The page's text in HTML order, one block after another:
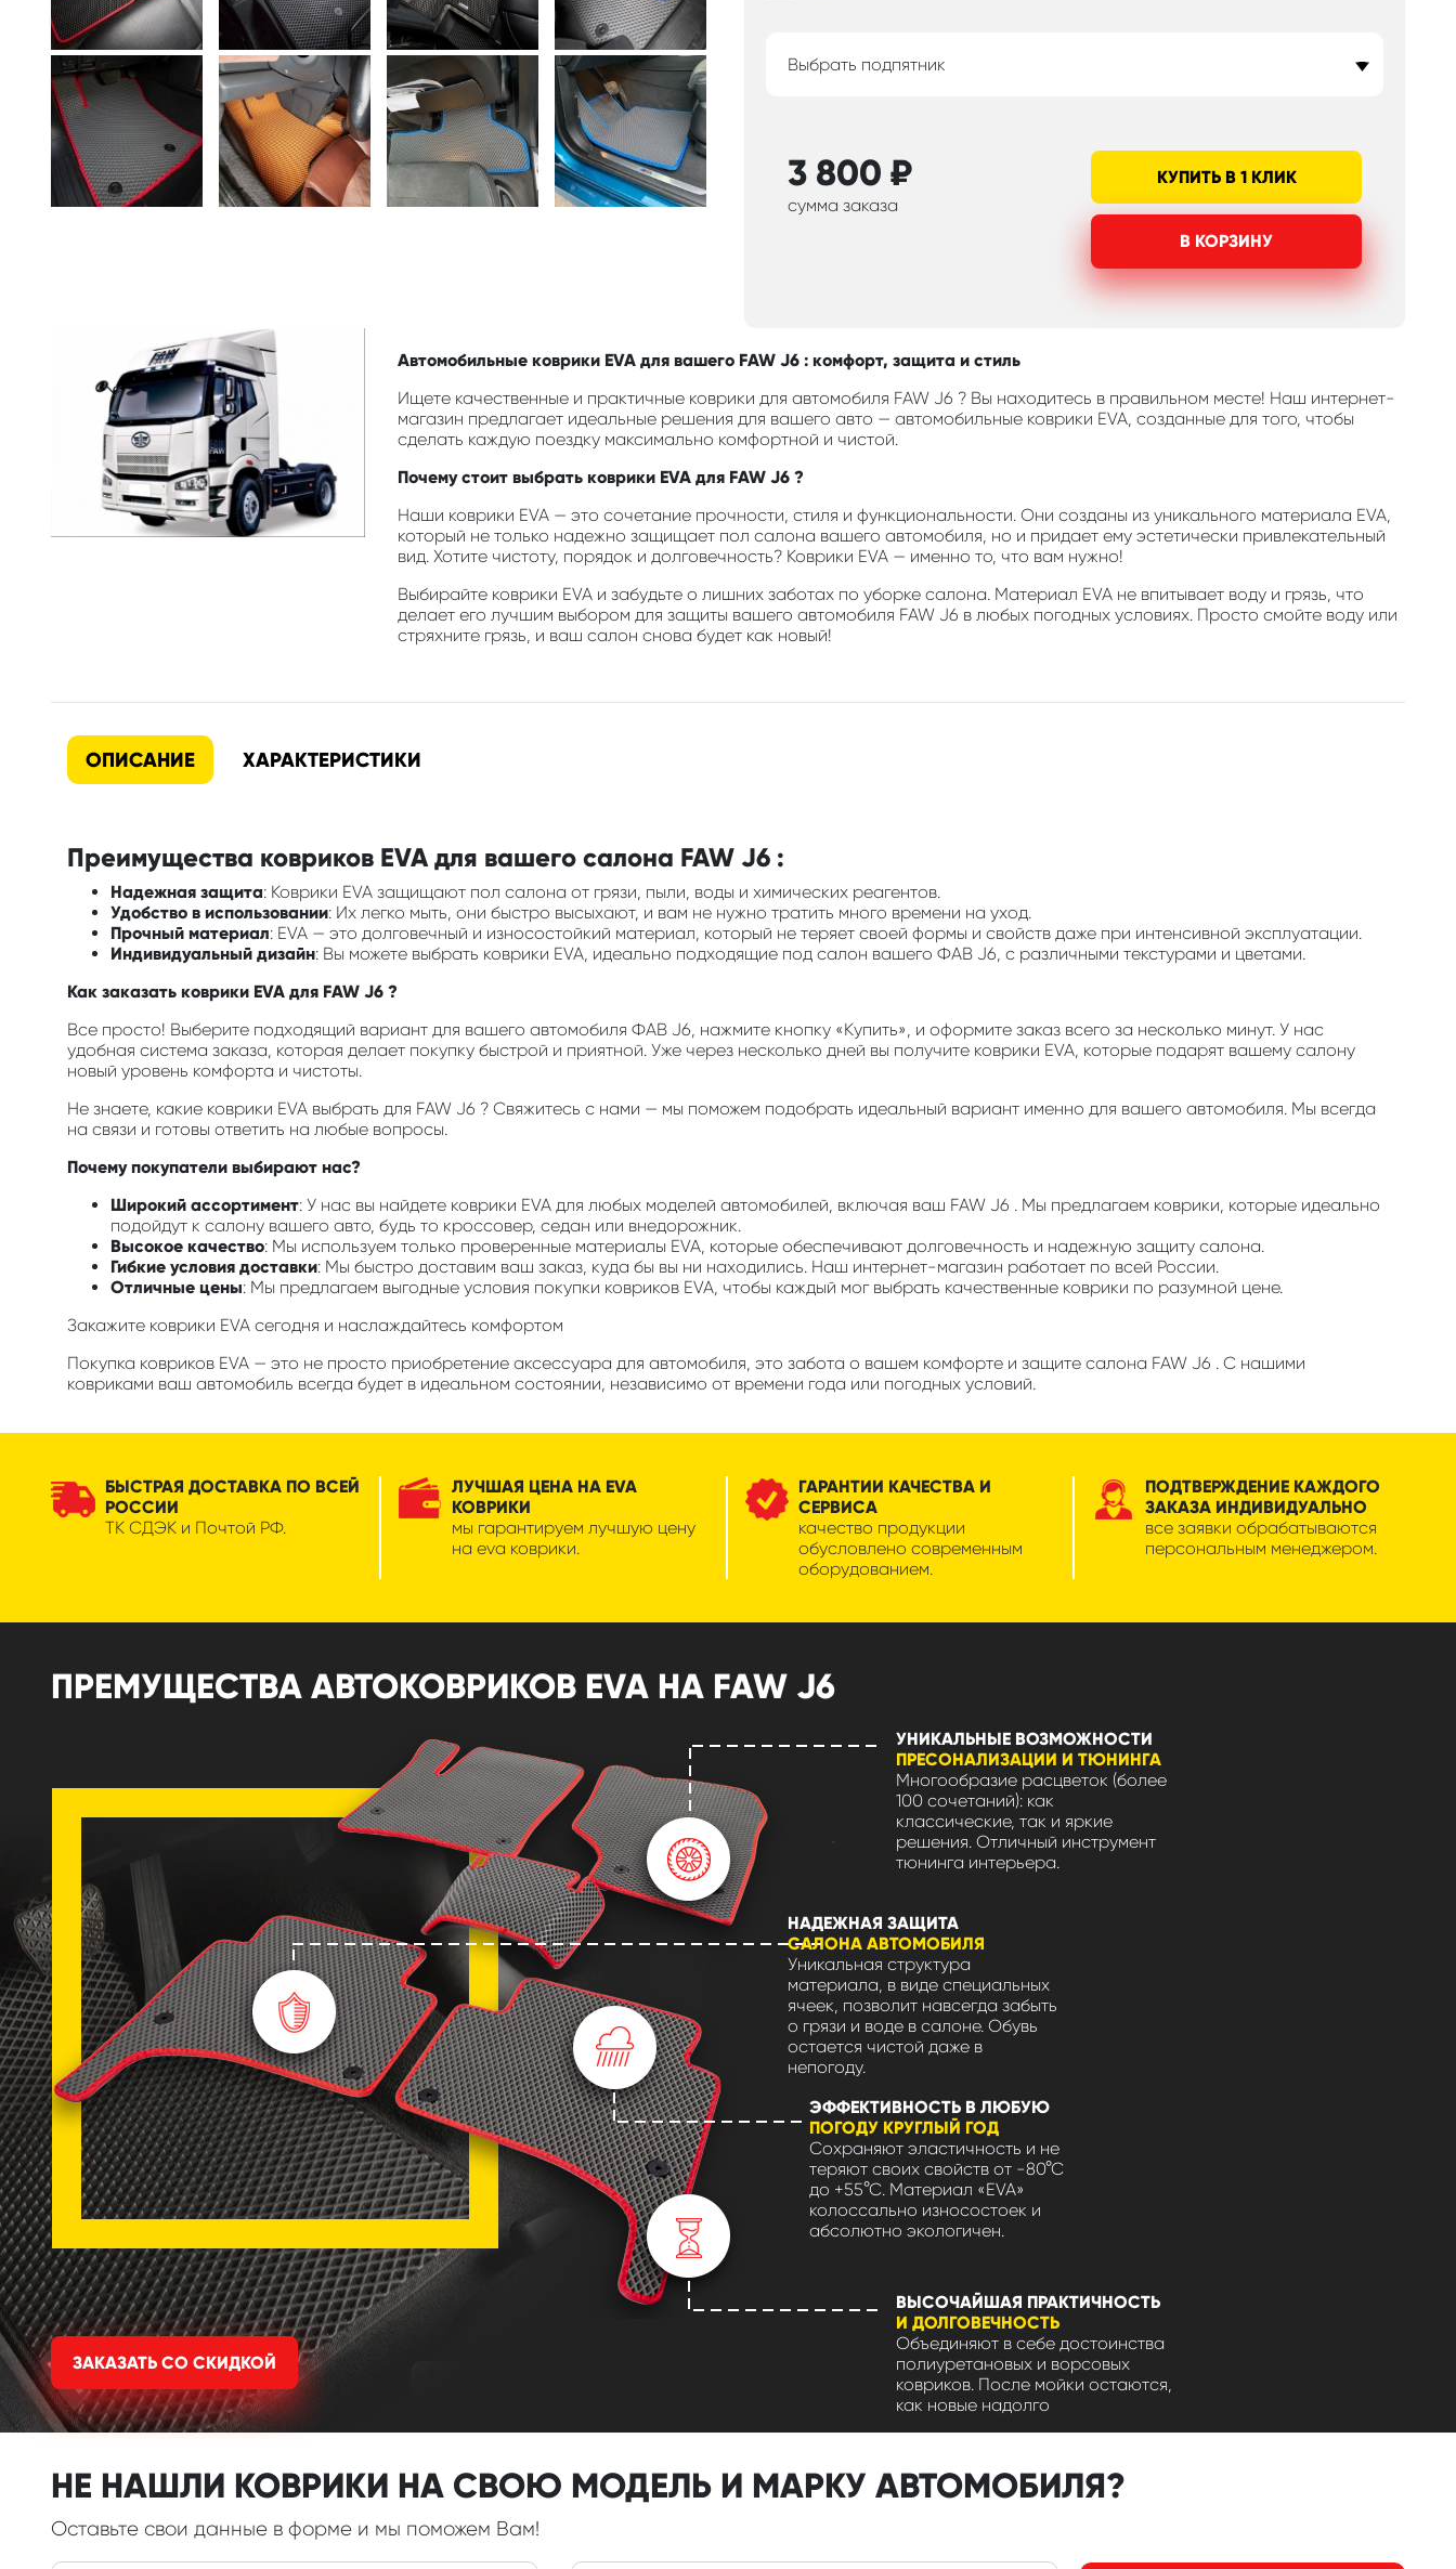
Выбрать подпятник
3 800 ₽
сумма заказа
КУПИТЬ В 1 КЛИК
В КОРЗИНУ
Автомобильные коврики EVA для вашего FAW J6 : комфорт, защита и стиль
Ищете качественные и практичные коврики для автомобиля FAW J6 ? Вы находитесь в правильном месте! Наш интернет-
магазин предлагает идеальные решения для вашего авто — автомобильные коврики EVA, созданные для того, чтобы
сделать каждую поездку максимально комфортной и чистой.
Почему стоит выбрать коврики EVA для FAW J6 ?
Наши коврики EVA — это сочетание прочности, стиля и функциональности. Они созданы из уникального материала EVA,
который не только надежно защищает пол салона вашего автомобиля, но и придает ему эстетически привлекательный
вид. Хотите чистоту, порядок и долговечность? Коврики EVA — именно то, что вам нужно!
Выбирайте коврики EVA и забудьте о лишних заботах по уборке салона. Материал EVA не впитывает воду и грязь, что
делает его лучшим выбором для защиты вашего автомобиля FAW J6 в любых погодных условиях. Просто смойте воду или
стряхните грязь, и ваш салон снова будет как новый!
ОПИСАНИЕ ХАРАКТЕРИСТИКИ
Преимущества ковриков EVA для вашего салона FAW J6 :
Надежная защита: Коврики EVA защищают пол салона от грязи, пыли, воды и химических реагентов.
Удобство в использовании: Их легко мыть, они быстро высыхают, и вам не нужно тратить много времени на уход.
Прочный материал: EVA — это долговечный и износостойкий материал, который не теряет своей формы и свойств даже при интенсивной эксплуатации.
Индивидуальный дизайн: Вы можете выбрать коврики EVA, идеально подходящие под салон вашего ФАВ J6, с различными текстурами и цветами.
Как заказать коврики EVA для FAW J6 ?
Все просто! Выберите подходящий вариант для вашего автомобиля ФАВ J6, нажмите кнопку «Купить», и оформите заказ всего за несколько минут. У нас
удобная система заказа, которая делает покупку быстрой и приятной. Уже через несколько дней вы получите коврики EVA, которые подарят вашему салону
новый уровень комфорта и чистоты.
Не знаете, какие коврики EVA выбрать для FAW J6 ? Свяжитесь с нами — мы поможем подобрать идеальный вариант именно для вашего автомобиля. Мы всегда
на связи и готовы ответить на любые вопросы.
Почему покупатели выбирают нас?
Широкий ассортимент: У нас вы найдете коврики EVA для любых моделей автомобилей, включая ваш FAW J6 . Мы предлагаем коврики, которые идеально
подойдут к салону вашего авто, будь то кроссовер, седан или внедорожник.
Высокое качество: Мы используем только проверенные материалы EVA, которые обеспечивают долговечность и надежную защиту салона.
Гибкие условия доставки: Мы быстро доставим ваш заказ, куда бы вы ни находились. Наш интернет-магазин работает по всей России.
Отличные цены: Мы предлагаем выгодные условия покупки ковриков EVA, чтобы каждый мог выбрать качественные коврики по разумной цене.
Закажите коврики EVA сегодня и наслаждайтесь комфортом
Покупка ковриков EVA — это не просто приобретение аксессуара для автомобиля, это забота о вашем комфорте и защите салона FAW J6 . С нашими
ковриками ваш автомобиль всегда будет в идеальном состоянии, независимо от времени года или погодных условий.
БЫСТРАЯ ДОСТАВКА ПО ВСЕЙ
РОССИИ
ТК СДЭК и Почтой РФ.
ЛУЧШАЯ ЦЕНА НА EVA
КОВРИКИ
мы гарантируем лучшую цену
на eva коврики.
ГАРАНТИИ КАЧЕСТВА И
СЕРВИСА
качество продукции
обусловлено современным
оборудованием.
ПОДТВЕРЖДЕНИЕ КАЖДОГО
ЗАКАЗА ИНДИВИДУАЛЬНО
все заявки обрабатываются
персональным менеджером.
ПРЕМУЩЕСТВА АВТОКОВРИКОВ EVA НА FAW J6
УНИКАЛЬНЫЕ ВОЗМОЖНОСТИ
ПРЕСОНАЛИЗАЦИИ И ТЮНИНГА
Многообразие расцветок (более
100 сочетаний): как
классические, так и яркие
решения. Отличный инструмент
тюнинга интерьера.
НАДЕЖНАЯ ЗАЩИТА
САЛОНА АВТОМОБИЛЯ
Уникальная структура
материала, в виде специальных
ячеек, позволит навсегда забыть
о грязи и воде в салоне. Обувь
остается чистой даже в
непогоду.
ЭФФЕКТИВНОСТЬ В ЛЮБУЮ
ПОГОДУ КРУГЛЫЙ ГОД
Сохраняют эластичность и не
теряют своих свойств от -80°С
до +55°С. Материал «EVA»
колоссально износостоек и
абсолютно экологичен.
ВЫСОЧАЙШАЯ ПРАКТИЧНОСТЬ
И ДОЛГОВЕЧНОСТЬ
Объединяют в себе достоинства
полиуретановых и ворсовых
ковриков. После мойки остаются,
как новые надолго
ЗАКАЗАТЬ СО СКИДКОЙ
НЕ НАШЛИ КОВРИКИ НА СВОЮ МОДЕЛЬ И МАРКУ АВТОМОБИЛЯ?
Оставьте свои данные в форме и мы поможем Вам!